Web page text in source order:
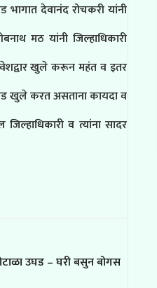
भागात देवानंद रोचकरी यांनी
मठ यांनी जिल्हाधिकारी
खुले करून महंत व इतर
खुले करत असताना कायदा व
व त्यांना सादर
उघड – घरी बसुन बोगस